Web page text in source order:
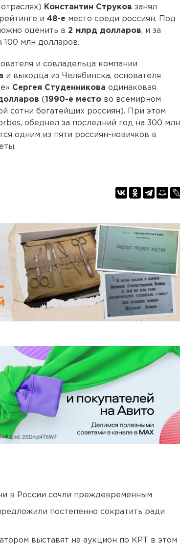
Константин Струков занял
и 48-е место среди россиян. Под
оценить в 2 млрд долларов, и за
100 млн долларов.
и совладельца компании
и выходца из Челябинска, основателя
Сергея Студенникова одинаковая
( 1990-е место во всемирном
сотни богатейших россиян). При этом
обеднел за последний год на 300 млн
одним из пяти россиян-новичков в
в России сочли преждевременным
постепенно сократить ради
выставят на аукцион по КРТ в этом